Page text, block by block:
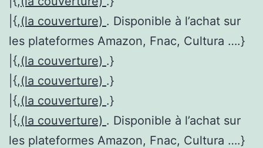
|{,(la couverture) . Disponible à l’achat sur
les plateformes Amazon, Fnac, Cultura ….}
|{,(la couverture) .}
|{,(la couverture) .}
|{,(la couverture) .}
|{,(la couverture) . Disponible à l’achat sur
les plateformes Amazon, Fnac, Cultura ….}